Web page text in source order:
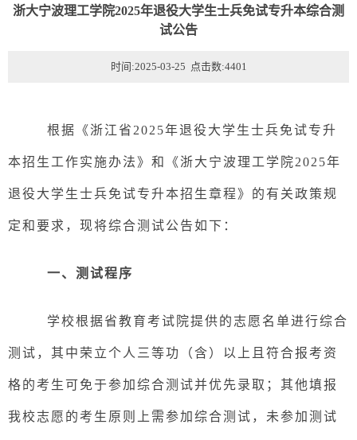
浙大宁波理工学院2025年退役大学生士兵免试专升本综合测
试公告
时间:2025-03-25 点击数:4401
根据《浙江省 2025年退役大学生士兵免试专升
本招生工作实施办法》 和 《浙大宁波理工学院202 5年
退役大学生士兵免试专升本招生章程》的有关政策规
定和要求，现将综合测试公告如下：
一、 测试程序
学校根据省教育考试院提供的志愿名单进行综合
测试，其中荣立个人三等功（含）以上且符合报考资
格的考生可免于参加综合测试并优先录取；其他填报
我校志愿的考生原则上需参加综合测试，未参加测试